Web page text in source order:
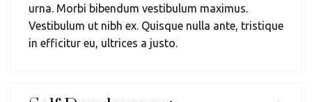
urna. Morbi bibendum vestibulum maximus.
Vestibulum ut nibh ex. Quisque nulla ante, tristique
in efficitur eu, ultrices a justo.